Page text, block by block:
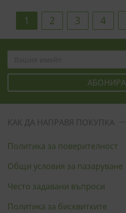
1 2 3 4
КАК ДА НАПРАВЯ ПОКУПКА
Политика за поверителност
Общи условия за пазаруване
Често задавани въпроси
Политика за бисквитките